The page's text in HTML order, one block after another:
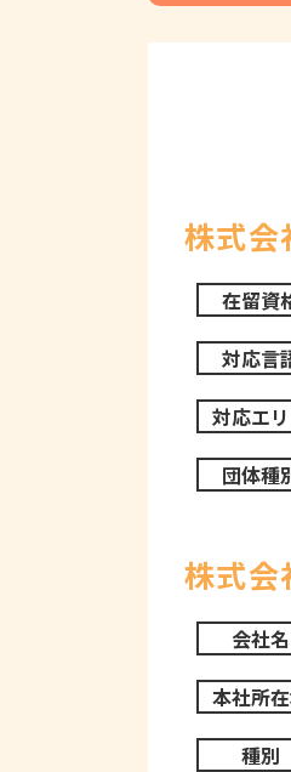
株式会
在留資
対応言
対応エ
団体種
株式会
会社名
本社所
種別